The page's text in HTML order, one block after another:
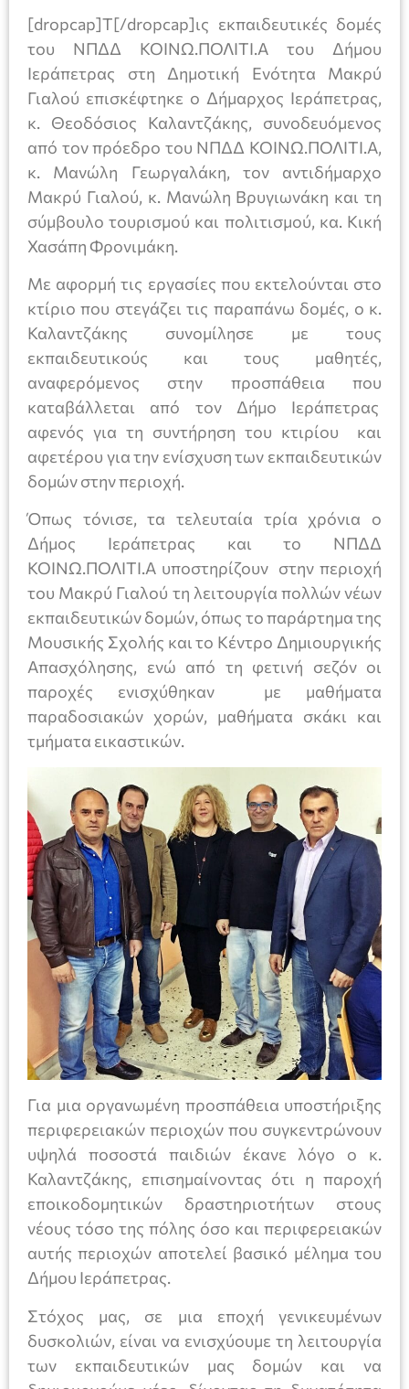
[dropcap]Τ[/dropcap]ις εκπαιδευτικές δομές
του ΝΠΔΔ ΚΟΙΝΩ.ΠΟΛΙΤΙ.Α του Δήμου
Ιεράπετρας στη Δημοτική Ενότητα Μακρύ
Γιαλού επισκέφτηκε ο Δήμαρχος Ιεράπετρας,
κ. Θεοδόσιος Καλαντζάκης, συνοδευόμενος
από τον πρόεδρο του ΝΠΔΔ ΚΟΙΝΩ.ΠΟΛΙΤΙ.Α,
κ. Μανώλη Γεωργαλάκη, τον αντιδήμαρχο
Μακρύ Γιαλού, κ. Μανώλη Βρυγιωνάκη και τη
σύμβουλο τουρισμού και πολιτισμού, κα. Κική
Χασάπη Φρονιμάκη.
Με αφορμή τις εργασίες που εκτελούνται στο
κτίριο που στεγάζει τις παραπάνω δομές, ο κ.
Καλαντζάκης συνομίλησε με τους
εκπαιδευτικούς και τους μαθητές,
αναφερόμενος στην προσπάθεια που
καταβάλλεται από τον Δήμο Ιεράπετρας
αφενός για τη συντήρηση του κτιρίου και
αφετέρου για την ενίσχυση των εκπαιδευτικών
δομών στην περιοχή.
Όπως τόνισε, τα τελευταία τρία χρόνια ο
Δήμος Ιεράπετρας και το ΝΠΔΔ
ΚΟΙΝΩ.ΠΟΛΙΤΙ.Α υποστηρίζουν στην περιοχή
του Μακρύ Γιαλού τη λειτουργία πολλών νέων
εκπαιδευτικών δομών, όπως το παράρτημα της
Μουσικής Σχολής και το Κέντρο Δημιουργικής
Απασχόλησης, ενώ από τη φετινή σεζόν οι
παροχές ενισχύθηκαν με μαθήματα
παραδοσιακών χορών, μαθήματα σκάκι και
τμήματα εικαστικών.
Για μια οργανωμένη προσπάθεια υποστήριξης
περιφερειακών περιοχών που συγκεντρώνουν
υψηλά ποσοστά παιδιών έκανε λόγο ο κ.
Καλαντζάκης, επισημαίνοντας ότι η παροχή
εποικοδομητικών δραστηριοτήτων στους
νέους τόσο της πόλης όσο και περιφερειακών
αυτής περιοχών αποτελεί βασικό μέλημα του
Δήμου Ιεράπετρας.
Στόχος μας, σε μια εποχή γενικευμένων
δυσκολιών, είναι να ενισχύουμε τη λειτουργία
των εκπαιδευτικών μας δομών και να